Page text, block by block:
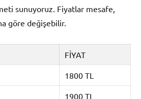
sunuyoruz. Fiyatlar mesafe,
göre değişebilir.
FİYAT
1800 TL
1900 TL